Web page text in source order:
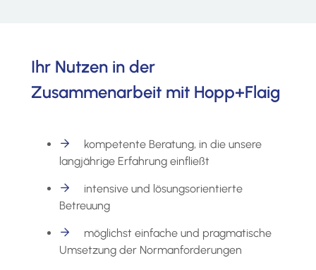
Ihr Nutzen in der
Zusammenarbeit mit Hopp+Flaig
kompetente Beratung, in die unsere
langjährige Erfahrung einfließt
intensive und lösungsorientierte
Betreuung
möglichst einfache und pragmatische
Umsetzung der Normanforderungen